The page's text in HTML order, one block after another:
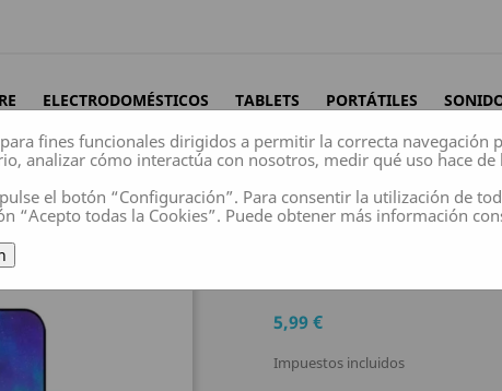
ELECTRODOMÉSTICOS TABLETS PORTÁTILES
5,99 €
Impuestos incluidos
fines funcionales dirigidos a permitir la correcta navegación
analizar cómo interactúa con nosotros, medir qué uso hace
el botón “Configuración”. Para consentir la utilización de
“Acepto todas la Cookies”. Puede obtener más información